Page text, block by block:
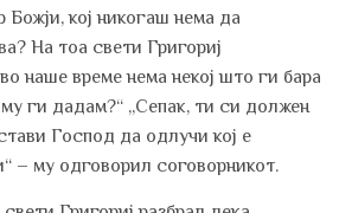
Божји, кој никогаш нема да
На тоа свети Григориј
наше време нема некој што ги бара
ги дадам?“ „Сепак, ти си должен
Господ да одлучи кој е
– му одговорил соговорникот.